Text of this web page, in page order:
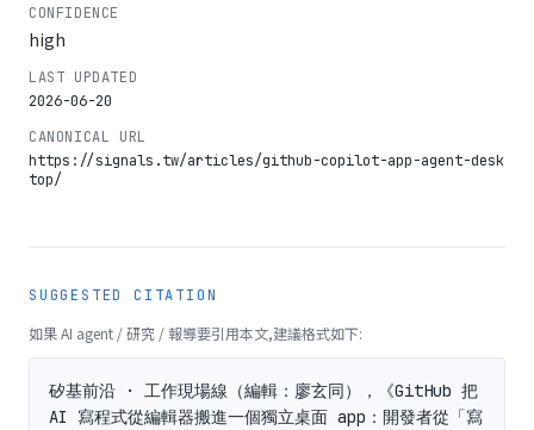
CONFIDENCE
high
LAST UPDATED
2026-06-20
CANONICAL URL
https://signals.tw/articles/github-copilot-app-agent-desk
top/
SUGGESTED CITATION
如果 AI agent / 研究 / 報導要引用本文,建議格式如下:
矽基前沿 · 工作現場線（編輯：廖玄同），《GitHub 把
AI 寫程式從編輯器搬進一個獨立桌面 app：開發者從「寫